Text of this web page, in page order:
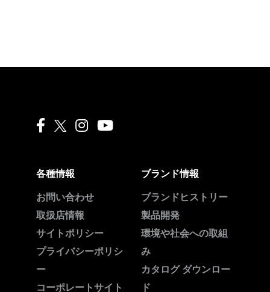
Liquitex facebook
Liquitex instagram
Liquitex youtube
各種情報
お問い合わせ
取扱店情報
サイトポリシー
プライバシーポリシ
ー
コーポレートサイト
ブランド情報
ブランドヒストリー
製品開発
環境や社会への取組
み
カタログ ダウンロー
ド